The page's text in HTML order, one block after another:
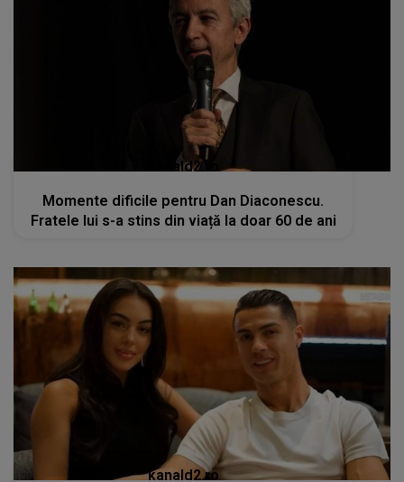
kanald2.ro
Momente dificile pentru Dan Diaconescu.
Fratele lui s-a stins din viață la doar 60 de ani
kanald2.ro